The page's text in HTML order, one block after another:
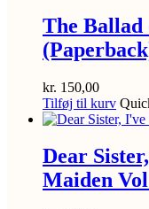
The Ballad
kr. 150,00
Tilføj til kurv
Dear
Maiden